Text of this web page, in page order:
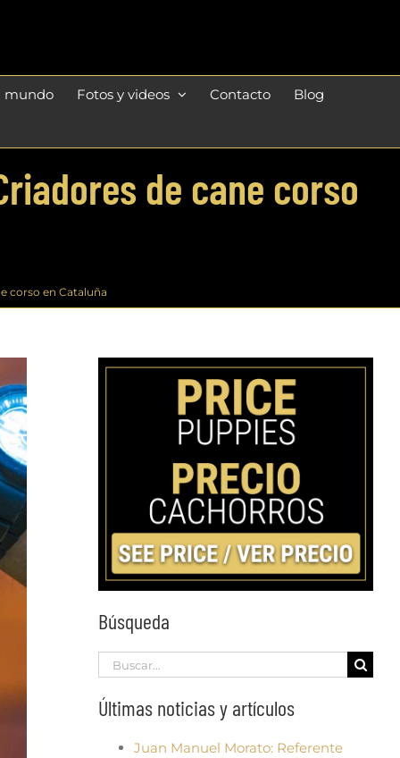
mundo Fotos y videos Contacto Blog
de cane corso
corso en Cataluña
Búsqueda
Search
for:
Últimas noticias y artículos
Juan Manuel Morato: Referente